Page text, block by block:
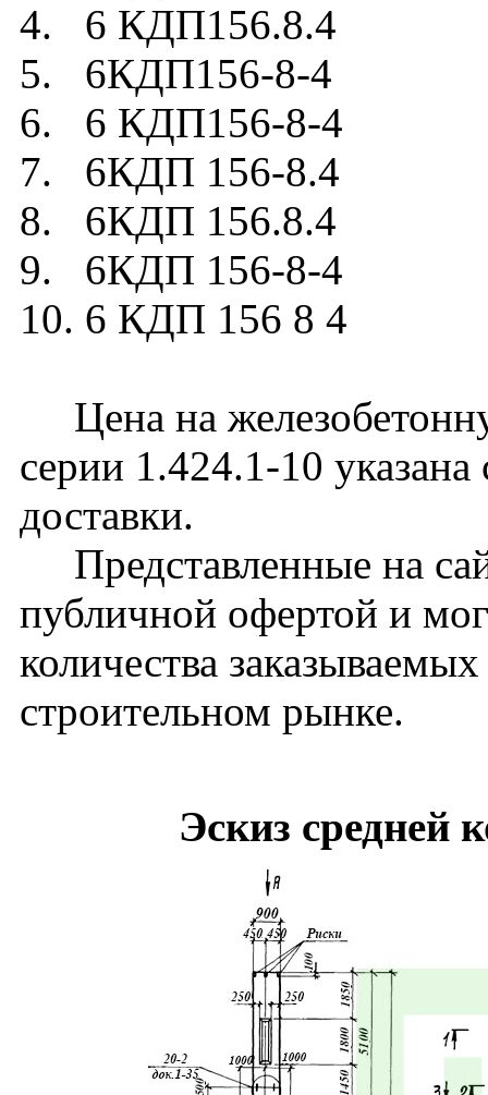
4. 6 КДП156.8.4
5. 6КДП156-8-4
6. 6 КДП156-8-4
7. 6КДП 156-8.4
8. 6КДП 156.8.4
9. 6КДП 156-8-4
10. 6 КДП 156 8 4
Цена на
серии 1.424.1-10
доставки.
Представленные на
публичной офертой и
количества
строительном рынке.
Эскиз средней